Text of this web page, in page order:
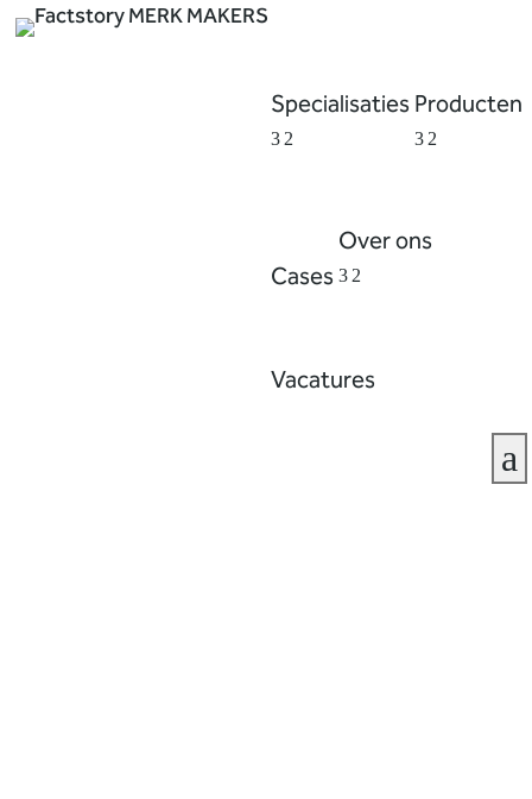
Specialisaties Producten
Cases
Over ons
Vacatures
a